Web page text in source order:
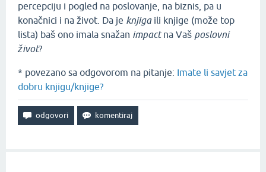
percepciju i pogled na poslovanje, na biznis, pa u
konačnici i na život. Da je knjigaili knjige (može top
lista) baš ono imala snažan impactna Vaš poslovni
život?
* povezano sa odgovorom na pitanje: Imate li savjet za
dobru knjigu/knjige?